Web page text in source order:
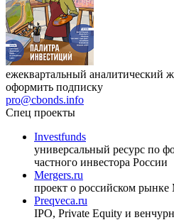
ежеквартальный аналитический
оформить подписку
pro@cbonds.info
Спец проекты
Investfunds
универсальный ресурс по
частного инвестора России
Mergers.ru
проект о российском
Preqveca.ru
IPO, Private Equity и